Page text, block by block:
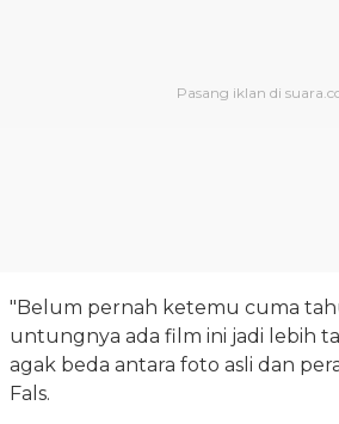
"Belum pernah ketemu cuma
untungnya ada film ini jadi lebih
agak beda antara foto asli dan
Fals.